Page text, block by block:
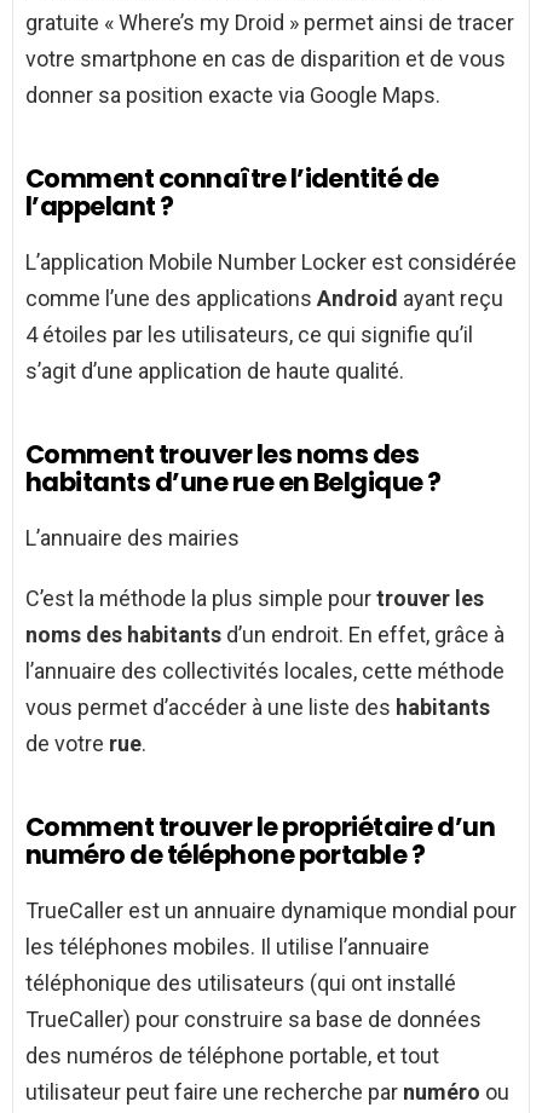
gratuite « Where’s my Droid » permet ainsi de tracer
votre smartphone en cas de disparition et de vous
donner sa position exacte via Google Maps.
Comment connaître l’identité de
l’appelant ?
L’application Mobile Number Locker est considérée
comme l’une des applications Android ayant reçu
4 étoiles par les utilisateurs, ce qui signifie qu’il
s’agit d’une application de haute qualité.
Comment trouver les noms des
habitants d’une rue en Belgique ?
L’annuaire des mairies
C’est la méthode la plus simple pourtrouver les
noms des habitants d’un endroit. En effet, grâce à
l’annuaire des collectivités locales, cette méthode
vous permet d’accéder à une liste des habitants
de votre rue.
Comment trouver le propriétaire d’un
numéro de téléphone portable ?
TrueCaller est un annuaire dynamique mondial pour
les téléphones mobiles. Il utilise l’annuaire
téléphonique des utilisateurs (qui ont installé
TrueCaller) pour construire sa base de données
des numéros de téléphone portable, et tout
utilisateur peut faire une recherche par numéro ou